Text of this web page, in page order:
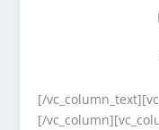
[/
[/